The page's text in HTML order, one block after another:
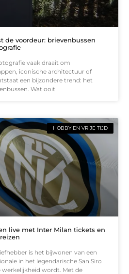
de voordeur: brievenbussen
vaak draait om
iconische architectuur of
een bijzondere trend: het
Wat ooit
HOBBY EN VRIJE TIJD
live met Inter Milan tickets en
is het bijwonen van een
in het legendarische San Siro
wordt. Met de